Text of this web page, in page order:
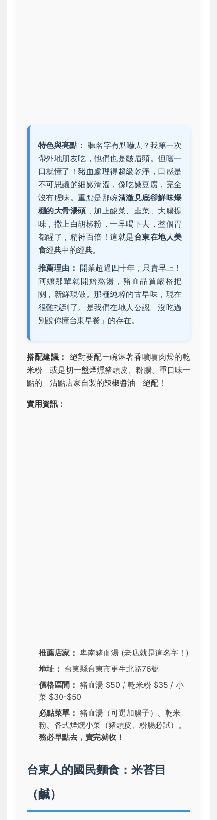
特色與亮點： 聽名字有點嚇人？我第一次
帶外地朋友吃，他們也是皺眉頭。但嚐一
口就懂了！豬血處理得超級乾淨，口感是
不可思議的細嫩滑溜，像吃嫩豆腐，完全
沒有腥味。重點是那碗清澈見底卻鮮味爆
棚的大骨湯頭 ，加上酸菜、韭菜、大腸提
味，撒上白胡椒粉，一早喝下去，整個胃
都醒了，精神百倍！這就是台東在地人美
食經典中的經典。
推薦理由： 開業超過四十年，只賣早上！
阿嬤那輩就開始熬湯，豬血品質嚴格把
關，新鮮現做。那種純粹的古早味，現在
很難找到了。是我們在地人公認「沒吃過
別說你懂台東早餐」的存在。
搭配建議： 絕對要配一碗淋著香噴噴肉燥的乾
米粉，或是切一盤煙燻豬頭皮、粉腸。重口味一
點的，沾點店家自製的辣椒醬油，絕配！
實用資訊：
推薦店家： 卑南豬血湯 (老店就是這名字！)
地址： 台東縣台東市更生北路76號
價格區間： 豬血湯 $50 / 乾米粉 $35 / 小
菜 $30-$50
必點菜單： 豬血湯（可選加腸子）、乾米
粉、各式煙燻小菜（豬頭皮、粉腸必試）。
務必早點去，賣完就收！
台東人的國民麵食：米苔目
（鹹）